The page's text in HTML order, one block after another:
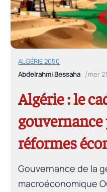
ALGÉRIE 2050
Abdelrahmi Bessaha /mer
Algérie : le
réformes
Gouvernance de la
macroéconomique